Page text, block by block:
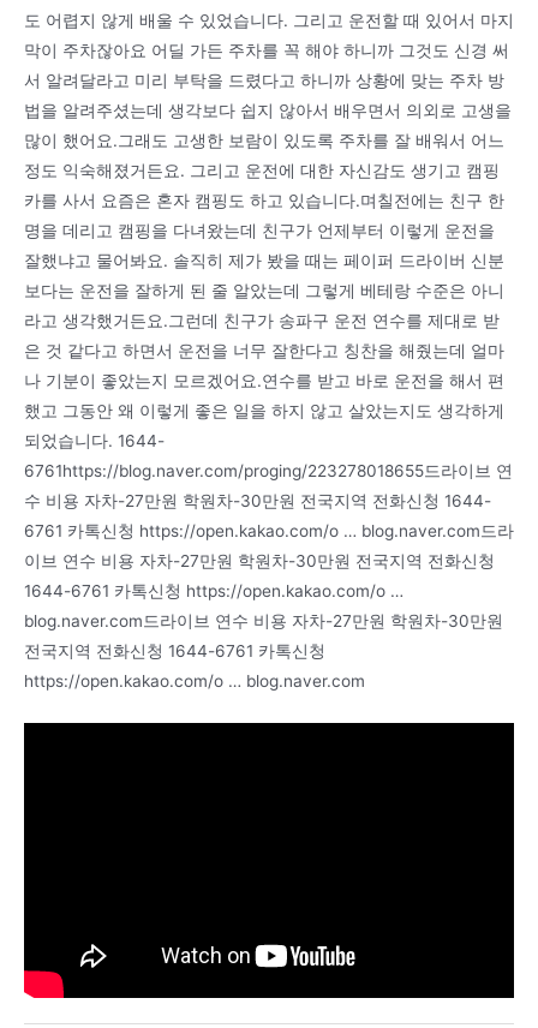
도 어렵지 않게 배울 수 있었습니다. 그리고 운전할 때 있어서 마지
막이 주차잖아요 어딜 가든 주차를 꼭 해야 하니까 그것도 신경 써
서 알려달라고 미리 부탁을 드렸다고 하니까 상황에 맞는 주차 방
법을 알려주셨는데 생각보다 쉽지 않아서 배우면서 의외로 고생을
많이 했어요.그래도 고생한 보람이 있도록 주차를 잘 배워서 어느
정도 익숙해졌거든요. 그리고 운전에 대한 자신감도 생기고 캠핑
카를 사서 요즘은 혼자 캠핑도 하고 있습니다.며칠전에는 친구 한
명을 데리고 캠핑을 다녀왔는데 친구가 언제부터 이렇게 운전을
잘했냐고 물어봐요. 솔직히 제가 봤을 때는 페이퍼 드라이버 신분
보다는 운전을 잘하게 된 줄 알았는데 그렇게 베테랑 수준은 아니
라고 생각했거든요.그런데 친구가 송파구 운전 연수를 제대로 받
은 것 같다고 하면서 운전을 너무 잘한다고 칭찬을 해줬는데 얼마
나 기분이 좋았는지 모르겠어요.연수를 받고 바로 운전을 해서 편
했고 그동안 왜 이렇게 좋은 일을 하지 않고 살았는지도 생각하게
되었습니다. 1644-
6761https://blog.naver.com/proging/223278018655드라이브 연
수 비용 자차-27만원 학원차-30만원 전국지역 전화신청 1644-
6761 카톡신청 https://open.kakao.com/o … blog.naver.com드라
이브 연수 비용 자차-27만원 학원차-30만원 전국지역 전화신청
1644-6761 카톡신청 https://open.kakao.com/o …
blog.naver.com드라이브 연수 비용 자차-27만원 학원차-30만원
전국지역 전화신청 1644-6761 카톡신청
https://open.kakao.com/o … blog.naver.com